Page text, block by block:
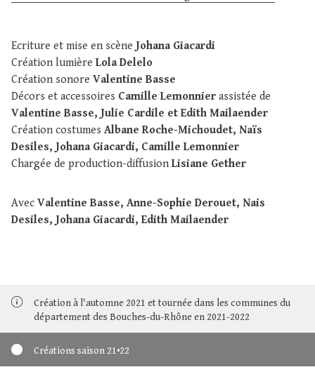
Ecriture et mise en scène Johana Giacardi
Création lumière Lola Delelo
Création sonore Valentine Basse
Décors et accessoires Camille Lemonnier assistée de
Valentine Basse, Julie Cardile et Edith Mailaender
Création costumes Albane Roche-Michoudet, Naïs
Desiles, Johana Giacardi, Camille Lemonnier
Chargée de production-diffusion Lisiane Gether
Avec Valentine Basse, Anne-Sophie Derouet, Nais
Desiles, Johana Giacardi, Edith Mailaender
Création à l'automne 2021 et tournée dans les communes du
département des Bouches-du-Rhône en 2021-2022
Créations saison 21•22